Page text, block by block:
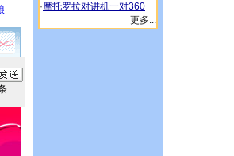
·摩托罗拉对讲机一对360
更多...